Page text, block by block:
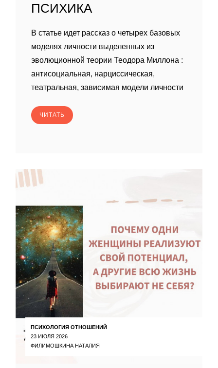
ПСИХИКА
В статье идет рассказ о четырех базовых
моделях личности выделенных из
эволюционной теории Теодора Миллона :
антисоциальная, нарциссическая,
театральная, зависимая модели личности
ЧИТАТЬ
ПСИХОЛОГИЯ ОТНОШЕНИЙ
23 ИЮЛЯ 2026
ФИЛИМОШКИНА НАТАЛИЯ